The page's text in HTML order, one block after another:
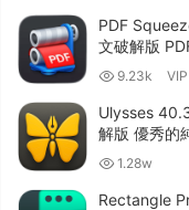
PDF
文破解版
9.23k VIP
Ulysses
解版 優秀的
件 1.28w
Rectangle